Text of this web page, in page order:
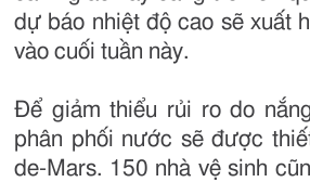
dự báo nhiệt độ cao sẽ xuất
vào cuối tuần này.
Để giảm thiểu rủi ro do
phân phối nước sẽ được
de-Mars. 150 nhà vệ sinh